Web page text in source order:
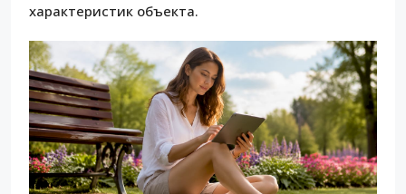
характеристик объекта.